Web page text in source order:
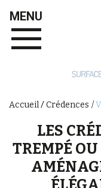
MENU
Accueil Crédences
LES
TREMPÉ